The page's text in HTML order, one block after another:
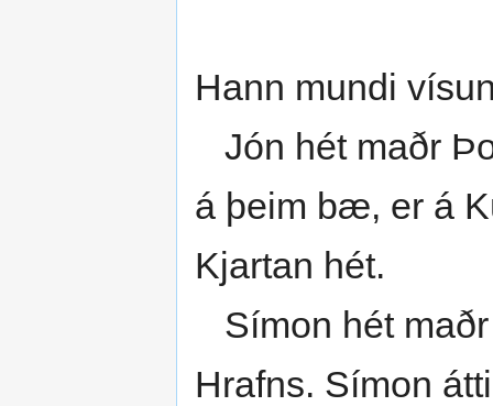
Hann mundi
Jón hét maðr
á þeim bæ, er á
Kjartan hét.
Símon hét
Hrafns. Símon